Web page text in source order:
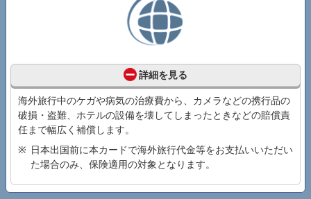
詳細を見る
海外旅行中のケガや病気の治療費から、カメラなどの携行品の
破損・盗難、ホテルの設備を壊してしまったときなどの賠償責
任まで幅広く補償します。
日本出国前に本カードで海外旅行代金等をお支払いいただい
た場合のみ、保険適用の対象となります。